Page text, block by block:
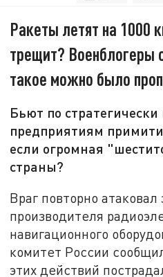
Ракеты летят на 1000
трещит?
такое можно было
Бьют по
предприятиям
если огромная
страны?
Враг повторно
производителя
навигационного
комитет России
этих действий